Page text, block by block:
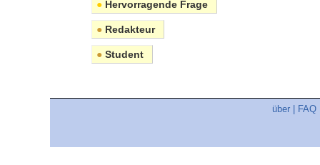
● Hervorragende Frage
● Redakteur
● Student
über FAQ